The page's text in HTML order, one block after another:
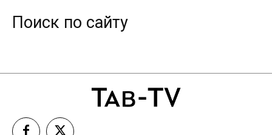
Поиск по сайту